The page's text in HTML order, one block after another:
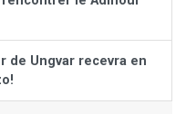
de Ungvar recevra en